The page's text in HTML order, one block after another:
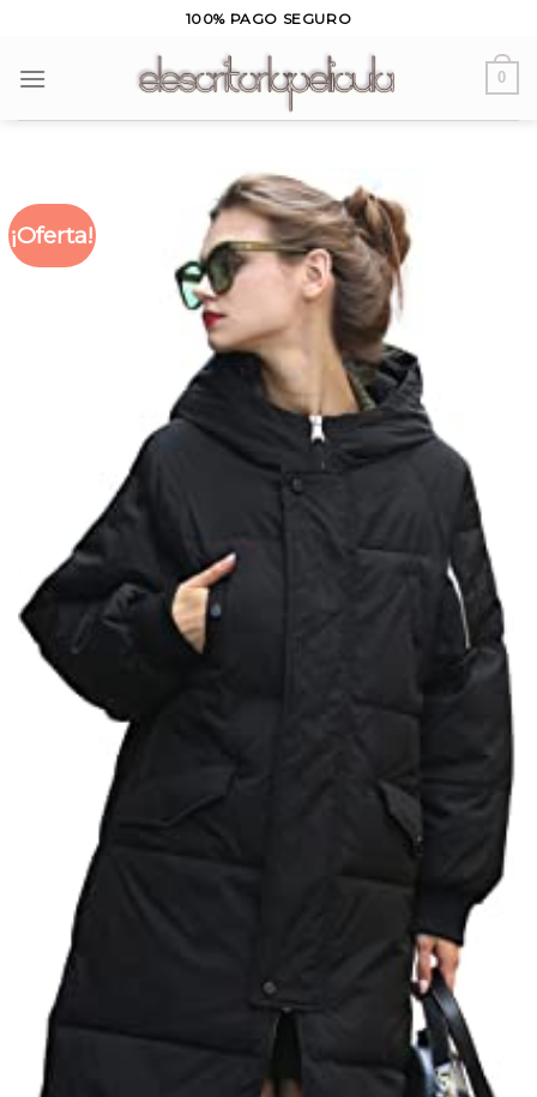
content
100% PAGO SEGURO
0
¡Oferta!